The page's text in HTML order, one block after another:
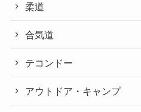
柔道
合気道
テコンドー
アウトドア・キャンプ